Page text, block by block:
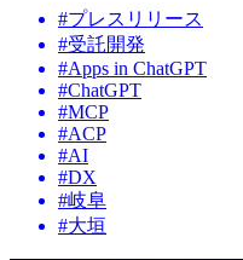
#プレスリリース
#受託開発
#Apps in ChatGPT
#ChatGPT
#MCP
#ACP
#AI
#DX
#岐阜
#大垣